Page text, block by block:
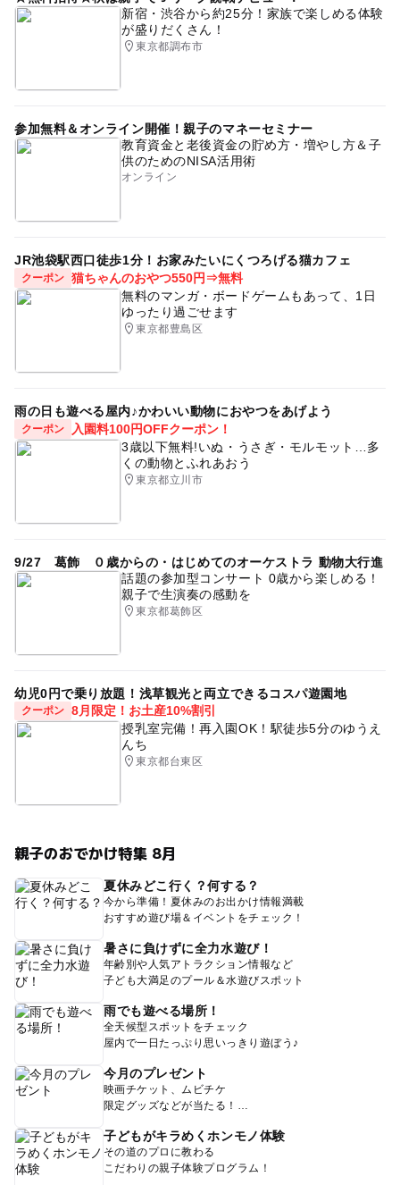
新宿・渋谷から約25分！家族で楽しめる体験
が盛りだくさん！
東京都調布市
参加無料＆オンライン開催！親子のマネーセミナー
教育資金と老後資金の貯め方・増やし方＆子
供のためのNISA活用術
オンライン
JR池袋駅西口徒歩1分！お家みたいにくつろげる猫カフェ
クーポン 猫ちゃんのおやつ550円⇒無料
無料のマンガ・ボードゲームもあって、1日
ゆったり過ごせます
東京都豊島区
雨の日も遊べる屋内♪かわいい動物におやつをあげよう
クーポン
入園料100円OFFクーポン！
3歳以下無料!いぬ・うさぎ・モルモット…多
くの動物とふれあおう
東京都立川市
9/27 葛飾 ０歳からの・はじめてのオーケストラ 動物大行進
話題の参加型コンサート 0歳から楽しめる！
親子で生演奏の感動を
東京都葛飾区
幼児0円で乗り放題！浅草観光と両立できるコスパ遊園地
クーポン 8月限定！お土産10%割引
授乳室完備！再入園OK！駅徒歩5分のゆうえ
んち
東京都台東区
親子のおでかけ特集 8月
夏休みどこ行く？何する？
今から準備！夏休みのお出かけ情報満載
おすすめ遊び場＆イベントをチェック！
暑さに負けずに全力水遊び！
年齢別や人気アトラクション情報など
子ども大満足のプール＆水遊びスポット
雨でも遊べる場所！
全天候型スポットをチェック
屋内で一日たっぷり思いっきり遊ぼう♪
今月のプレゼント
映画チケット、ムビチケ
限定グッズなどが当たる！
子どもがキラめくホンモノ体験
その道のプロに教わる
こだわりの親子体験プログラム！